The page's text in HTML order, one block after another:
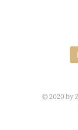
© 2020 by